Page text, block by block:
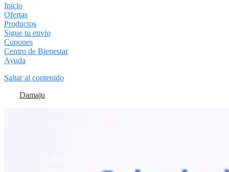
Inicio
Ofertas
Productos
Sigue tu envío
Cupones
Centro de Bienestar
Ayuda
Saltar al contenido
Damaju